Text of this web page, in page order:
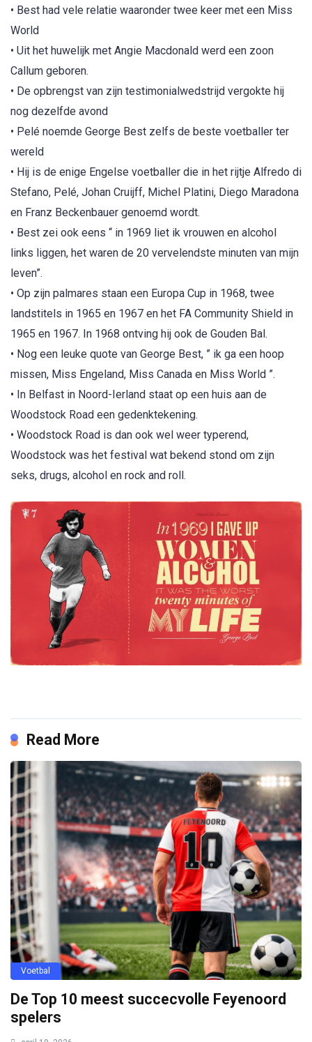
• Best had vele relatie waaronder twee keer met een Miss
World
• Uit het huwelijk met Angie Macdonald werd een zoon
Callum geboren.
• De opbrengst van zijn testimonialwedstrijd vergokte hij
nog dezelfde avond
• Pelé noemde George Best zelfs de beste voetballer ter
wereld
• Hij is de enige Engelse voetballer die in het rijtje Alfredo di
Stefano, Pelé, Johan Cruijff, Michel Platini, Diego Maradona
en Franz Beckenbauer genoemd wordt.
• Best zei ook eens “ in 1969 liet ik vrouwen en alcohol
links liggen, het waren de 20 vervelendste minuten van mijn
leven”.
• Op zijn palmares staan een Europa Cup in 1968, twee
landstitels in 1965 en 1967 en het FA Community Shield in
1965 en 1967. In 1968 ontving hij ook de Gouden Bal.
• Nog een leuke quote van George Best, ” ik ga een hoop
missen, Miss Engeland, Miss Canada en Miss World ”.
• In Belfast in Noord-Ierland staat op een huis aan de
Woodstock Road een gedenktekening.
• Woodstock Road is dan ook wel weer typerend,
Woodstock was het festival wat bekend stond om zijn
seks, drugs, alcohol en rock and roll.
Read More
Voetbal
De Top 10 meest succecvolle Feyenoord
spelers